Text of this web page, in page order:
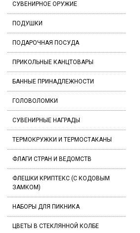
СУВЕНИРНОЕ ОРУЖИЕ
ПОДУШКИ
ПОДАРОЧНАЯ ПОСУДА
ПРИКОЛЬНЫЕ КАНЦТОВАРЫ
БАННЫЕ ПРИНАДЛЕЖНОСТИ
ГОЛОВОЛОМКИ
СУВЕНИРНЫЕ НАГРАДЫ
ТЕРМОКРУЖКИ И ТЕРМОСТАКАНЫ
ФЛАГИ СТРАН И ВЕДОМСТВ
ФЛЕШКИ КРИПТЕКС (С КОДОВЫМ
ЗАМКОМ)
НАБОРЫ ДЛЯ ПИКНИКА
ЦВЕТЫ В СТЕКЛЯННОЙ КОЛБЕ